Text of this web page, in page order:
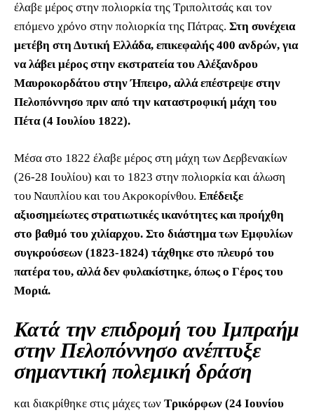
έλαβε μέρος στην πολιορκία της Τριπολιτσάς και τον
επόμενο χρόνο στην πολιορκία της Πάτρας. Στη συνέχεια
μετέβη στη Δυτική Ελλάδα, επικεφαλής 400 ανδρών, για
να λάβει μέρος στην εκστρατεία του Αλέξανδρου
Μαυροκορδάτου στην Ήπειρο, αλλά επέστρεψε στην
Πελοπόννησο πριν από την καταστροφική μάχη του
Πέτα (4 Ιουλίου 1822).
Μέσα στο 1822 έλαβε μέρος στη μάχη των Δερβενακίων
(26-28 Ιουλίου) και το 1823 στην πολιορκία και άλωση
του Ναυπλίου και του Ακροκορίνθου. Επέδειξε
αξιοσημείωτες στρατιωτικές ικανότητες και προήχθη
στο βαθμό του χιλίαρχου. Στο διάστημα των Εμφυλίων
συγκρούσεων (1823-1824) τάχθηκε στο πλευρό του
πατέρα του, αλλά δεν φυλακίστηκε, όπως ο Γέρος του
Μοριά.
Κατά την επιδρομή του Ιμπραήμ
στην Πελοπόννησο ανέπτυξε
σημαντική πολεμική δράση
και διακρίθηκε στις μάχες των Τρικόρφων (24 Ιουνίου